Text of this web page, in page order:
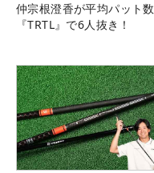
仲宗根澄香が平均パット数
『TRTL』で6人抜き！